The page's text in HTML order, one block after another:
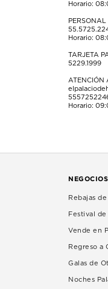
Horario:
Horario:
TARJETA
5229.1999
ATENCIÓN
Horario:
Rebajas
Festival
Vende en
Regreso a
Galas de
Noches